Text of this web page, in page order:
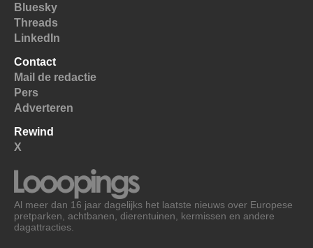
Bluesky
Threads
LinkedIn
Contact
Mail de redactie
Pers
Adverteren
Rewind
X
Al meer dan 16 jaar dagelijks het laatste nieuws over Europese
pretparken, achtbanen, dierentuinen, kermissen en andere
dagattracties.